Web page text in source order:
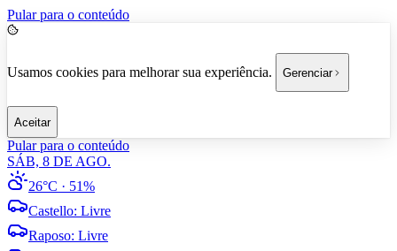
Pular para o conteúdo
Usamos cookies para melhorar sua experiência. Gerenciar
Aceitar
Pular para o conteúdo
SÁB, 8 DE AGO.
26°C · 51%
Castello: Livre
Raposo: Livre